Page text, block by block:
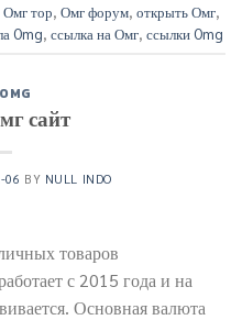
Омг тор, Омг форум, открыть Омг,
Omg, ссылка на Омг, ссылки Omg
сайт
06 BY NULL INDO
товаров
с 2015 года и на
Основная валюта